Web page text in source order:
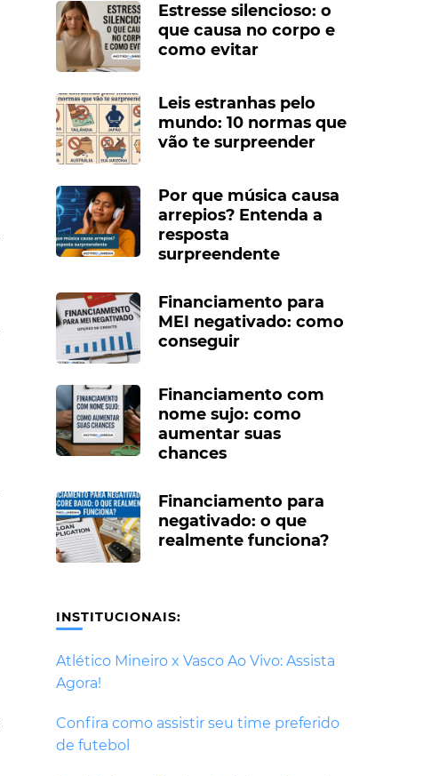
Estresse silencioso: o
que causa no corpo e
como evitar
Leis estranhas pelo
mundo: 10 normas que
vão te surpreender
Por que música causa
arrepios? Entenda a
resposta
surpreendente
Financiamento para
MEI negativado: como
conseguir
Financiamento com
nome sujo: como
aumentar suas
chances
Financiamento para
negativado: o que
realmente funciona?
INSTITUCIONAIS:
Atlético Mineiro x Vasco Ao Vivo: Assista
Agora!
Confira como assistir seu time preferido
de futebol